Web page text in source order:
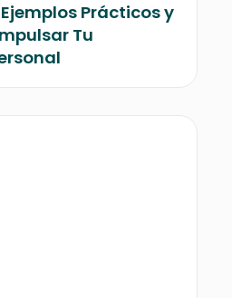
Ejemplos Prácticos y
Tu